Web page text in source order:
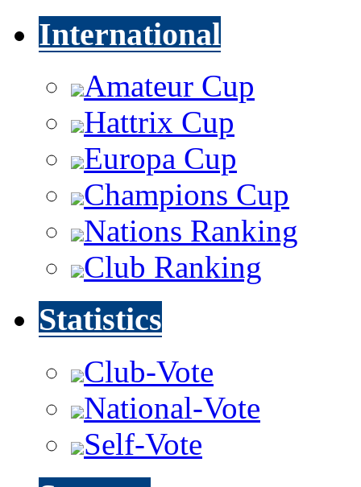
International
Amateur Cup
Hattrix Cup
Europa Cup
Champions Cup
Nations Ranking
Club Ranking
Statistics
Club-Vote
National-Vote
Self-Vote